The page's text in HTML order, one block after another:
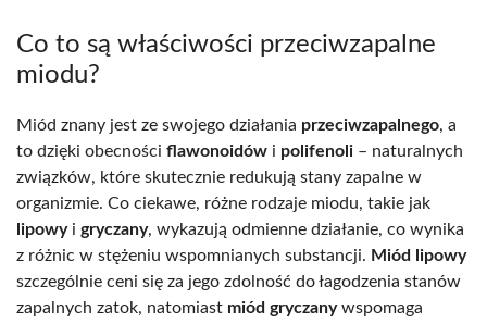
Co to są właściwości przeciwzapalne
miodu?
Miód znany jest ze swojego działania przeciwzapalnego, a
to dzięki obecności flawonoidów i polifenoli – naturalnych
związków, które skutecznie redukują stany zapalne w
organizmie. Co ciekawe, różne rodzaje miodu, takie jak
lipowyi gryczany, wykazują odmienne działanie, co wynika
z różnic w stężeniu wspomnianych substancji. Miód lipowy
szczególnie ceni się za jego zdolność do łagodzenia stanów
zapalnych zatok, natomiast miód gryczanywspomaga